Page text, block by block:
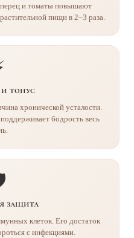
и томаты повышают
пищи в 2–3 раза.
тонус
хронической усталости.
бодрость весь
защита
клеток. Его достаток
с инфекциями.